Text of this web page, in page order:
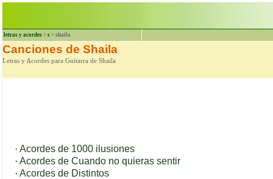
letras y acordes > s > shaila
Canciones de Shaila
Letras y Acordes para Guitarra de Shaila
· Acordes de 1000 ilusiones
· Acordes de Cuando no quieras sentir
· Acordes de Distintos